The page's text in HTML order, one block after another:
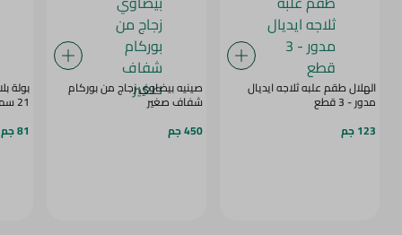
الهلال طقم علبه ثلاجه ايديال
مدور - 3 قطع
123 جم
صينيه بيضاوي زجاج من بوركام
شفاف صغير
450 جم
بولة
21 سم - برتقالى
81 جم